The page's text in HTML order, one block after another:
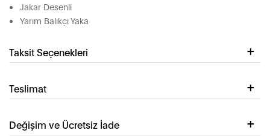
Jakar Desenli
Yarım Balıkçı Yaka
Taksit Seçenekleri
Teslimat
Değişim ve Ücretsiz İade